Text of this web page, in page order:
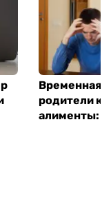
Временная
родители
алименты: